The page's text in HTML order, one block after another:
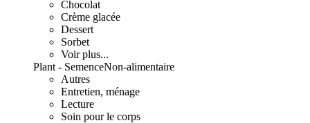
Chocolat
Crème glacée
Dessert
Sorbet
Voir plus...
Plant - SemenceNon-alimentaire
Autres
Entretien, ménage
Lecture
Soin pour le corps